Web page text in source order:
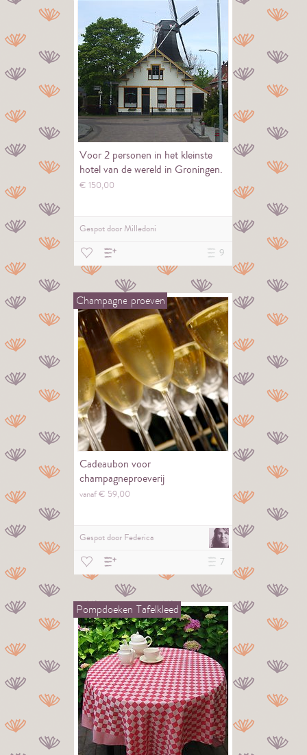
Voor 2 personen in het kleinste
hotel van de wereld in Groningen.
€ 150,00
Gespot doorMilledoni
9
Champagne proeven
Cadeaubon voor
champagneproeverij
vanaf € 59,00
Gespot door Federica
7
Pompdoeken Tafelkleed